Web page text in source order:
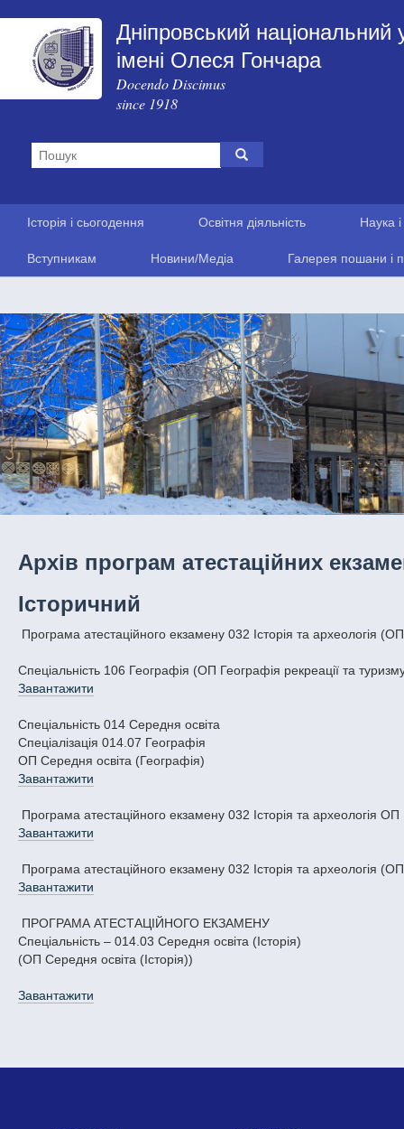
Дніпровський національний
імені Олеся Гончара
Docendo Discimus
since 1918
Історія і сьогодення Освітня діяльність Наука
Вступникам Новини/Медіа Галерея пошани і
Архів програм атестаційних
Історичний
Програма атестаційного екзамену 032 Історія та археологія
Спеціальність 106 Географія (ОП Географія рекреації та
Завантажити
Спеціальність 014 Середня освіта
Спеціалізація 014.07 Географія
ОП Середня освіта (Географія)
Завантажити
Програма атестаційного екзамену 032 Історія та археологія ОП
Завантажити
Програма атестаційного екзамену 032 Історія та археологія
Завантажити
ПРОГРАМА АТЕСТАЦІЙНОГО ЕКЗАМЕНУ
Спеціальність – 014.03 Середня освіта (Історія)
(ОП Середня освіта (Історія))
Завантажити